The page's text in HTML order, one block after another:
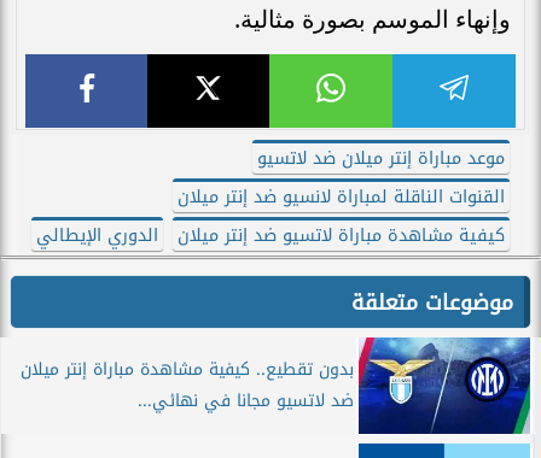
وإنهاء الموسم بصورة مثالية.
موعد مباراة إنتر ميلان ضد لاتسيو
القنوات الناقلة لمباراة لانسيو ضد إنتر ميلان
كيفية مشاهدة مباراة لاتسيو ضد إنتر ميلان
الدوري الإيطالي
موضوعات متعلقة
بدون تقطيع.. كيفية مشاهدة مباراة إنتر ميلان
ضد لاتسيو مجانا في نهائي...